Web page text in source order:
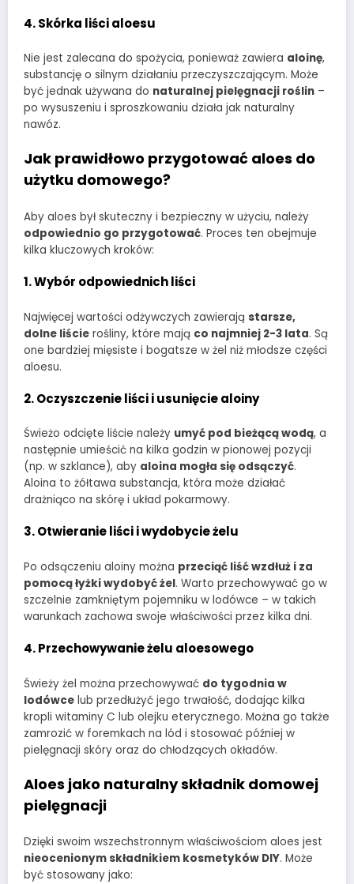
4. Skórka liści aloesu
Nie jest zalecana do spożycia, ponieważ zawiera aloinę,
substancję o silnym działaniu przeczyszczającym. Może
być jednak używana do naturalnej pielęgnacji roślin –
po wysuszeniu i sproszkowaniu działa jak naturalny
nawóz.
Jak prawidłowo przygotować aloes do
użytku domowego?
Aby aloes był skuteczny i bezpieczny w użyciu, należy
odpowiednio go przygotować. Proces ten obejmuje
kilka kluczowych kroków:
1. Wybór odpowiednich liści
Najwięcej wartości odżywczych zawierają starsze,
dolne liście rośliny, które mają co najmniej 2-3 lata. Są
one bardziej mięsiste i bogatsze w żel niż młodsze części
aloesu.
2. Oczyszczenie liści i usunięcie aloiny
Świeżo odcięte liście należy umyć pod bieżącą wodą, a
następnie umieścić na kilka godzin w pionowej pozycji
(np. w szklance), aby aloina mogła się odsączyć.
Aloina to żółtawa substancja, która może działać
drażniąco na skórę i układ pokarmowy.
3. Otwieranie liści i wydobycie żelu
Po odsączeniu aloiny można przeciąć liść wzdłuż i za
pomocą łyżki wydobyć żel. Warto przechowywać go w
szczelnie zamkniętym pojemniku w lodówce – w takich
warunkach zachowa swoje właściwości przez kilka dni.
4. Przechowywanie żelu aloesowego
Świeży żel można przechowywać do tygodnia w
lodówce lub przedłużyć jego trwałość, dodając kilka
kropli witaminy C lub olejku eterycznego. Można go także
zamrozić w foremkach na lód i stosować później w
pielęgnacji skóry oraz do chłodzących okładów.
Aloes jako naturalny składnik domowej
pielęgnacji
Dzięki swoim wszechstronnym właściwościom aloes jest
nieocenionym składnikiem kosmetyków DIY. Może
być stosowany jako: